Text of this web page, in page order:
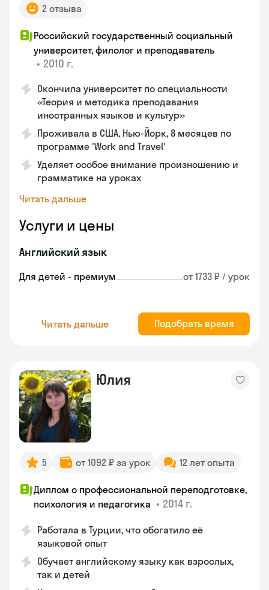
2 отзыва
Российский государственный социальный
университет, филолог и преподаватель
• 2010 г.
Окончила университет по специальности
«Теория и методика преподавания
иностранных языков и культур»
Проживала в США, Нью-Йорк, 8 месяцев по
программе 'Work and Travel'
Уделяет особое внимание произношению и
грамматике на уроках
Читать дальше
Услуги и цены
Английский язык
Для детей - премиум от 1733 ₽ / урок
Читать дальше Подобрать время
Юлия
5 от 1092 ₽ за урок 12 лет опыта
Диплом о профессиональной переподготовке,
психология и педагогика • 2014 г.
Работала в Турции, что обогатило её
языковой опыт
Обучает английскому языку как взрослых,
так и детей